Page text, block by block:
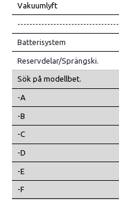
Vakuumlyft
----------------------------------
Batterisystem
Reservdelar/Sprängski.
Sök på modellbet.
-A
-B
-C
-D
-E
-F